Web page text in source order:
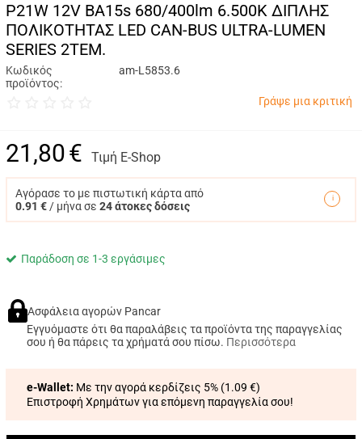
P21W 12V BA15s 680/400lm 6.500K ΔΙΠΛΗΣ
ΠΟΛΙΚΟΤΗΤΑΣ LED CAN-BUS ULTRA-LUMEN
SERIES 2ΤΕΜ.
Κωδικός
προϊόντος:
am-L5853.6
Γράψε μια κριτική
21,80€ Τιμή E-Shop
Αγόρασε το με πιστωτική κάρτα από
0.91 € / μήνα σε 24 άτοκες δόσεις
Παράδοση σε 1-3 εργάσιμες
Ασφάλεια αγορών Pancar
Εγγυόμαστε ότι θα παραλάβεις τα προϊόντα της παραγγελίας
σου ή θα πάρεις τα χρήματά σου πίσω. Περισσότερα
e-Wallet: Με την αγορά κερδίζεις 5% (1.09 €)
Επιστροφή Χρημάτων για επόμενη παραγγελία σου!